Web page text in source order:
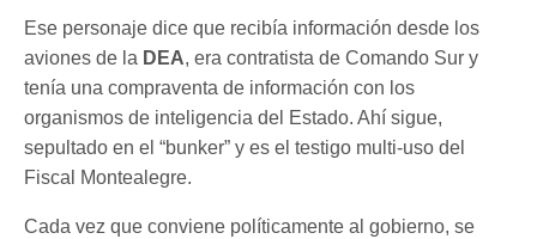
Ese personaje dice que recibía información desde los
aviones de la DEA, era contratista de Comando Sur y
tenía una compraventa de información con los
organismos de inteligencia del Estado. Ahí sigue,
sepultado en el “bunker” y es el testigo multi-uso del
Fiscal Montealegre.
Cada vez que conviene políticamente al gobierno, se